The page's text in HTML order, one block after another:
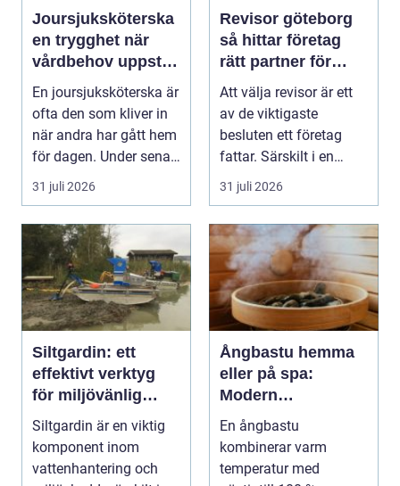
Joursjuksköterska
en trygghet när
vårdbehov uppstår
dygnet runt
En joursjuksköterska är
ofta den som kliver in
när andra har gått hem
för dagen. Under sena
kvällar,...
31 juli 2026
Revisor göteborg
så hittar företag
rätt partner för
trygg tillväxt
Att välja revisor är ett
av de viktigaste
besluten ett företag
fattar. Särskilt i en
företagsintensi...
31 juli 2026
Siltgardin: ett
effektivt verktyg
för miljövänlig
vattenhantering
Siltgardin är en viktig
komponent inom
vattenhantering och
Ångbastu hemma
eller på spa:
Modern
återhämtning med
uråldrig logik
En ångbastu
kombinerar varm
temperatur med